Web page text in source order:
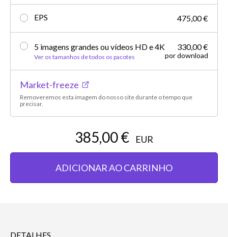
EPS 475,00 €
5 imagens grandes ou vídeos HD e 4K
Ver os tamanhos de todos os pacotes
330,00 €
por download
Market-freeze
Removeremos esta imagem do nosso site durante o tempo que
precisar.
385,00 € EUR
ADICIONAR AO CARRINHO
DETALHES